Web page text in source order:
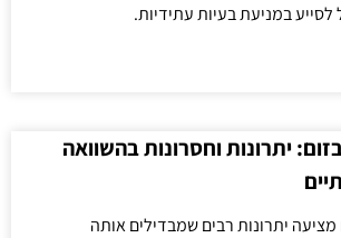
לסייע במניעת בעיות עתידיות.
יתרונות וחסרונות בהשוואה
יתרונות רבים שמבדילים אותה